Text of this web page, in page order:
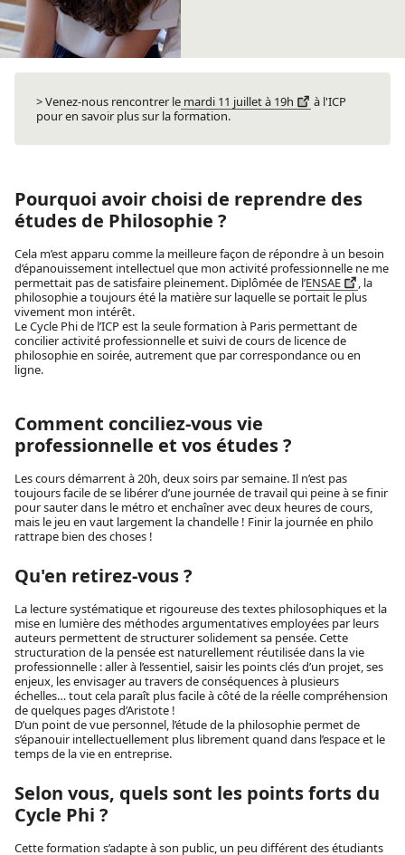
> Venez-nous rencontrer le mardi 11 juillet à 19h
à l'ICP
pour en savoir plus sur la formation.
Pourquoi avoir choisi de reprendre des
études de Philosophie ?
Cela m’est apparu comme la meilleure façon de répondre à un besoin
d’épanouissement intellectuel que mon activité professionnelle ne me
permettait pas de satisfaire pleinement. Diplômée de l’ENSAE
, la
philosophie a toujours été la matière sur laquelle se portait le plus
vivement mon intérêt.
LeCycle Phi de l’ICPest la seule formation à Paris permettant de
concilier activité professionnelle et suivi de cours de licence de
philosophie en soirée, autrement que par correspondance ou en
ligne.
Comment conciliez-vous vie
professionnelle et vos études ?
Les cours démarrent à 20h, deux soirs par semaine. Il n’est pas
toujours facile de se libérer d’une journée de travail qui peine à se finir
pour sauter dans le métro et enchaîner avec deux heures de cours,
mais le jeu en vaut largement la chandelle ! Finir la journée en philo
rattrape bien des choses !
Qu'en retirez-vous ?
La lecture systématique et rigoureuse des textes philosophiques et la
mise en lumière des méthodes argumentatives employées par leurs
auteurs permettent de structurer solidement sa pensée. Cette
structuration de la pensée est naturellement réutilisée dans la vie
professionnelle : aller à l’essentiel, saisir les points clés d’un projet, ses
enjeux, les envisager au travers de conséquences à plusieurs
échelles… tout cela paraît plus facile à côté de la réelle compréhension
de quelques pages d’Aristote !
D’un point de vue personnel, l’étude de la philosophie permet de
s’épanouir intellectuellement plus librement quand dans l’espace et le
temps de la vie en entreprise.
Selon vous, quels sont les points forts du
Cycle Phi ?
Cette formation s’adapte à son public, un peu différent des étudiants